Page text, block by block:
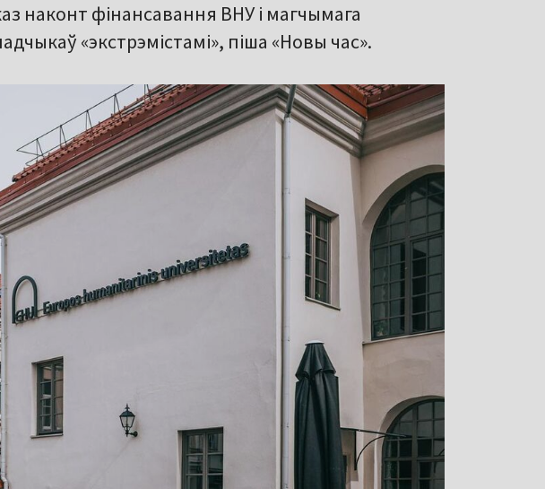
наконт фінансавання ВНУ і магчымага
«экстрэмістамі», піша «Новы час».